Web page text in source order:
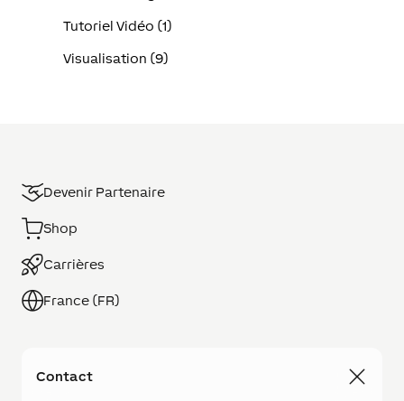
Tutoriel Vidéo (1)
Visualisation (9)
Devenir Partenaire
Shop
Carrières
France (FR)
Contact